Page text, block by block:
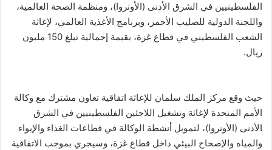
الفلسطينيين في الشرق الأدنى (الأونروا)، ومنظمة الصحة العالمية،
واللجنة الدولية للصليب الأحمر، وبرنامج الأغذية العالمي، لإغاثة
الشعب الفلسطيني في قطاع غزة، بقيمة إجمالية تبلغ 150 مليون
ريال.
حيث وقع مركز الملك سلمان للإغاثة اتفاقية تعاون مشترك مع وكالة
الأمم المتحدة لإغاثة وتشغيل اللاجئين الفلسطينيين في الشرق
الأدنى (الأونروا)، لتمويل أنشطة الوكالة في قطاعات الغذاء والإيواء
والمياه والإصحاح البيئي داخل قطاع غزة، وسيجري بموجب الاتفاقية